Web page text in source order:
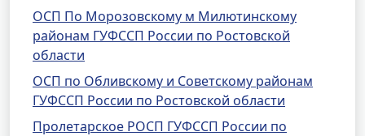
ОСП По Морозовскому м Милютинскому
районам ГУФССП России по Ростовской
области
ОСП по Обливскому и Советскому районам
ГУФССП России по Ростовской области
Пролетарское РОСП ГУФССП России по